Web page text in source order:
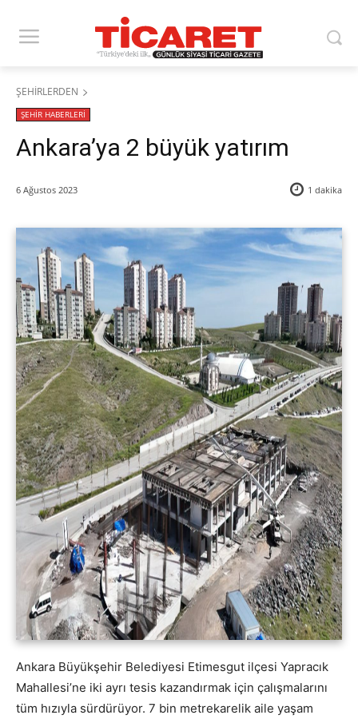
ŞEHİRLERDEN
ŞEHİR HABERLERİ
Ankara’ya 2 büyük yatırım
6 Ağustos 2023 1 dakika
Ankara Büyükşehir Belediyesi Etimesgut ilçesi Yapracık
Mahallesi’ne iki ayrı tesis kazandırmak için çalışmalarını
tüm hızıyla sürdürüyor. 7 bin metrekarelik aile yaşam